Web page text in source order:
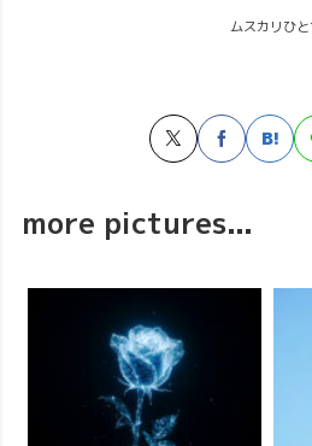
ムスカリひと
more pictures...